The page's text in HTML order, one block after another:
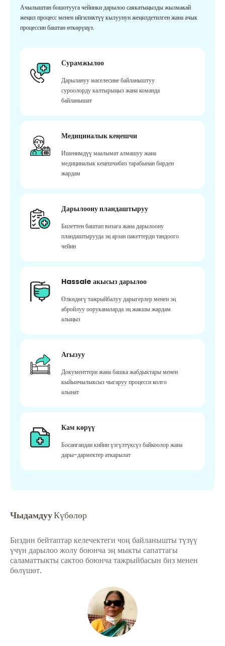
Ачылыштан бошотууга чейинки дарылоо саякатыңызды жылмакай
жеңил процесс менен ийгиликтүү кылуунун жеңилдетилген жана ачык
процессин баштан өткөрүңүз.
Сурамжылоо
Дарылануу маселесине байланыштуу
суроолорду калтырыңыз жана команда
байланышат
Медициналык кеңешчи
Ишенимдүү маалымат алмашуу жана
медициналык кеңешчибиз тарабынан бирден
жардам
Дарылоону пландаштыруу
Билеттен баштап визага жана дарылоону
пландаштырууда эң арзан пакеттерди тандоого
чейин
Hassale акысыз дарылоо
Өлкөдөгү тажрыйбалуу дарыгерлер менен эң
абройлуу ооруканаларда эң жакшы жардам
алыңыз
Агызуу
Документтери жана башка жабдыктары менен
кыйынчылыксыз чыгаруу процесси колго
алынат
Кам көрүү
Босангандан кийин үзгүлтүксүз байкоолор жана
дары-дармектер аткарылат
ЧыдамдууКүбөлөр
Биздин бейтаптар келечектеги чоң байланышты түзүү
үчүн дарылоо жолу боюнча эң мыкты сапаттагы
саламаттыкты сактоо боюнча тажрыйбасын биз менен
бөлүшөт.